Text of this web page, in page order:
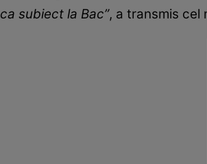
ca subiect la Bac”, a transmis cel